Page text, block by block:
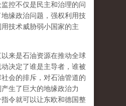
控不仅是民主和治理的问
缘政治问题，强权利用技
技术威胁弱小国家的主
来是石油资源在推动全球
决定了谁是主导者，谁被
会的排斥，对石油管道的
生了巨大的地缘政治力
令就可以让东欧和德国整